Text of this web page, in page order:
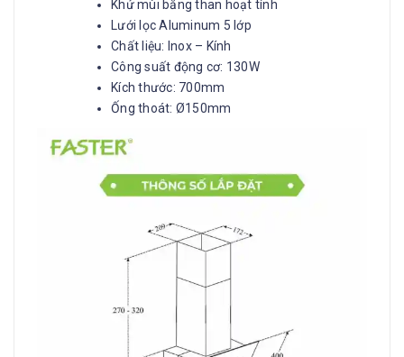
Khử mùi bằng than hoạt tính
Lưới lọc Aluminum 5 lớp
Chất liệu: Inox – Kính
Công suất động cơ: 130W
Kích thước: 700mm
Ống thoát: Ø150mm